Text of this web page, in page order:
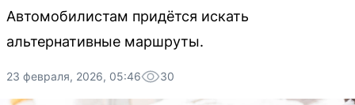
Автомобилистам придётся искать
альтернативные маршруты.
23 февраля, 2026, 05:46 30